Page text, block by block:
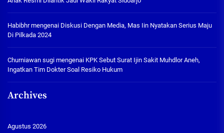
Habibhrmengenai Diskusi Dengan Media, Mas Iin Nyatakan Serius Maju
Di Pilkada 2024
Churniawan sugi mengenai KPK Sebut Surat Ijin Sakit Muhdlor Aneh,
Ingatkan Tim Dokter Soal Resiko Hukum
Archives
Agustus 2026